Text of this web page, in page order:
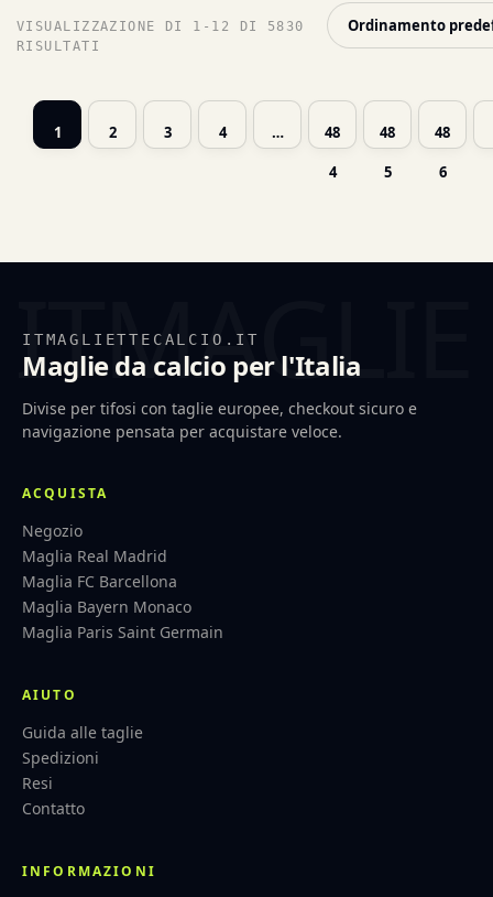
VISUALIZZAZIONE DI 1-12 DI 5830
RISULTATI
1 2 3 4 …
48
4
48
5
48
6
ITMAGLIETTECALCIO.IT
Maglie da calcio per l'Italia
Divise per tifosi con taglie europee, checkout sicuro e
navigazione pensata per acquistare veloce.
ACQUISTA
Negozio
Maglia Real Madrid
Maglia FC Barcellona
Maglia Bayern Monaco
Maglia Paris Saint Germain
AIUTO
Guida alle taglie
Spedizioni
Resi
Contatto
INFORMAZIONI